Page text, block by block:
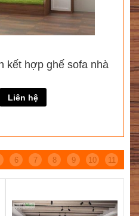
kết hợp ghế sofa nhà
Liên hệ
6 7 8 9 10 11